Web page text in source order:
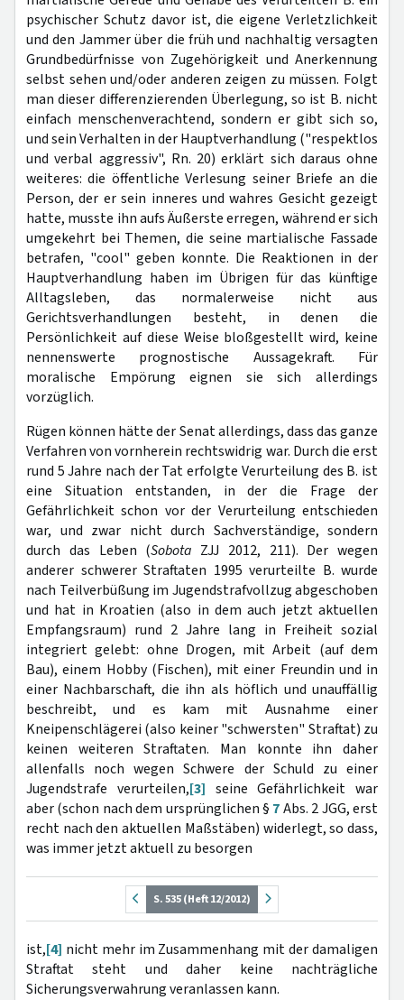
psychischer Schutz davor ist, die eigene Verletzlichkeit
und den Jammer über die früh und nachhaltig versagten
Grundbedürfnisse von Zugehörigkeit und Anerkennung
selbst sehen und/oder anderen zeigen zu müssen. Folgt
man dieser differenzierenden Überlegung, so ist B. nicht
einfach menschenverachtend, sondern er gibt sich so,
und sein Verhalten in der Hauptverhandlung ("respektlos
und verbal aggressiv", Rn. 20) erklärt sich daraus ohne
weiteres: die öffentliche Verlesung seiner Briefe an die
Person, der er sein inneres und wahres Gesicht gezeigt
hatte, musste ihn aufs Äußerste erregen, während er sich
umgekehrt bei Themen, die seine martialische Fassade
betrafen, "cool" geben konnte. Die Reaktionen in der
Hauptverhandlung haben im Übrigen für das künftige
Alltagsleben, das normalerweise nicht aus
Gerichtsverhandlungen besteht, in denen die
Persönlichkeit auf diese Weise bloßgestellt wird, keine
nennenswerte prognostische Aussagekraft. Für
moralische Empörung eignen sie sich allerdings
vorzüglich.
Rügen können hätte der Senat allerdings, dass das ganze
Verfahren von vornherein rechtswidrig war. Durch die erst
rund 5 Jahre nach der Tat erfolgte Verurteilung des B. ist
eine Situation entstanden, in der die Frage der
Gefährlichkeit schon vor der Verurteilung entschieden
war, und zwar nicht durch Sachverständige, sondern
durch das Leben (Sobota ZJJ 2012, 211). Der wegen
anderer schwerer Straftaten 1995 verurteilte B. wurde
nach Teilverbüßung im Jugendstrafvollzug abgeschoben
und hat in Kroatien (also in dem auch jetzt aktuellen
Empfangsraum) rund 2 Jahre lang in Freiheit sozial
integriert gelebt: ohne Drogen, mit Arbeit (auf dem
Bau), einem Hobby (Fischen), mit einer Freundin und in
einer Nachbarschaft, die ihn als höflich und unauffällig
beschreibt, und es kam mit Ausnahme einer
Kneipenschlägerei (also keiner "schwersten" Straftat) zu
keinen weiteren Straftaten. Man konnte ihn daher
allenfalls noch wegen Schwere der Schuld zu einer
Jugendstrafe verurteilen,[3] seine Gefährlichkeit war
aber (schon nach dem ursprünglichen § 7Abs. 2 JGG, erst
recht nach den aktuellen Maßstäben) widerlegt, so dass,
was immer jetzt aktuell zu besorgen
S. 535 (Heft 12/2012)
ist,[4] nicht mehr im Zusammenhang mit der damaligen
Straftat steht und daher keine nachträgliche
Sicherungsverwahrung veranlassen kann.